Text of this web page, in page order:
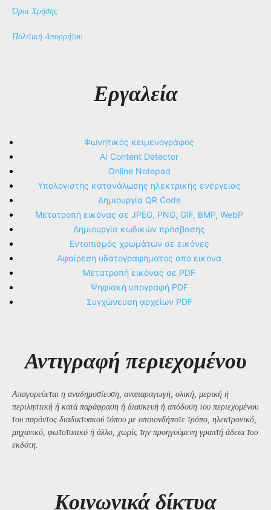
Όροι Χρήσης
Πολιτική Απορρήτου
Εργαλεία
Φωνητικός κειμενογράφος
AI Content Detector
Online Notepad
Υπολογιστής κατανάλωσης ηλεκτρικής ενέργειας
Δημιουργία QR Code
Μετατροπή εικόνας σε JPEG, PNG, GIF, BMP, WebP
Δημιουργία κωδικών πρόσβασης
Εντοπισμός χρωμάτων σε εικόνες
Αφαίρεση υδατογραφήματος από εικόνα
Μετατροπή εικόνας σε PDF
Ψηφιακή υπογραφή PDF
Συγχώνευση αρχείων PDF
Αντιγραφή περιεχομένου
Απαγορεύεται η αναδημοσίευση, αναπαραγωγή, ολική, μερική ή
περιληπτική ή κατά παράφραση ή διασκευή ή απόδοση του περιεχομένου
του παρόντος διαδικτυακού τόπου με οποιονδήποτε τρόπο, ηλεκτρονικό,
μηχανικό, φωτοτυπικό ή άλλο, χωρίς την προηγούμενη γραπτή άδεια του
εκδότη.
Kοινωνικά δίκτυα